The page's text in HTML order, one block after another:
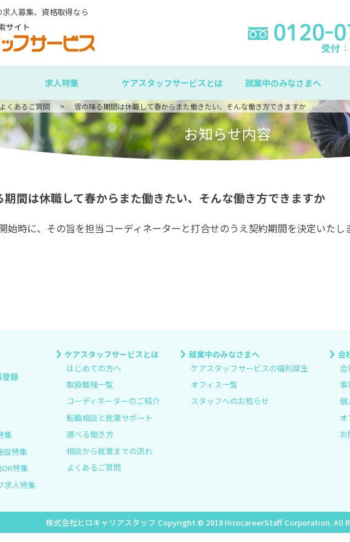
人募集、資格取得なら
求人特集 ケアスタッフサービスとは 就業中のみなさまへ
よくあるご質問 雪の降る期間は休職して春からまた働きたい、そんな働き方できますか
お知らせ内容
期間は休職して春からまた働きたい、そんな働き方できますか
始時に、その旨を担当コーディネーターと打合せのうえ契約期間を決定いたし
登録
集
設特集
特集
求人特集
ケアスタッフサービスとは
はじめての方へ
取扱職種一覧
コーディネーターのご紹介
転職相談と就業サポート
選べる働き方
相談から就業までの流れ
よくあるご質問
就業中のみなさまへ
ケアスタッフサービスの福利厚生
オフィス一覧
スタッフへのお知らせ
会
会
事
個
オ
お
株式会社ヒロキャリアスタッフ Copyright © 2018 HirocareerStaff Corporation. All